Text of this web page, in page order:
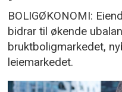
BOLIGØKONOMI:
bidrar til økende
bruktboligmarkedet,
leiemarkedet.